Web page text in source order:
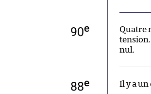
90e
Quatre
nul.
88e Il y a un